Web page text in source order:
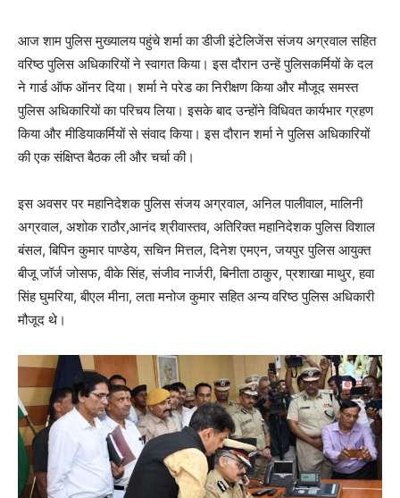
आज शाम पुलिस मुख्यालय पहुंचे शर्मा का डीजी इंटेलिजेंस संजय अग्रवाल सहित
वरिष्ठ पुलिस अधिकारियों ने स्वागत किया। इस दौरान उन्हें पुलिसकर्मियों के दल
ने गार्ड ऑफ ऑनर दिया। शर्मा ने परेड का निरीक्षण किया और मौजूद समस्त
पुलिस अधिकारियों का परिचय लिया। इसके बाद उन्होंने विधिवत कार्यभार ग्रहण
किया और मीडियाकर्मियों से संवाद किया। इस दौरान शर्मा ने पुलिस अधिकारियों
की एक संक्षिप्त बैठक ली और चर्चा की।
इस अवसर पर महानिदेशक पुलिस संजय अग्रवाल, अनिल पालीवाल, मालिनी
अग्रवाल, अशोक राठौर,आनंद श्रीवास्तव, अतिरिक्त महानिदेशक पुलिस विशाल
बंसल, बिपिन कुमार पाण्डेय, सचिन मित्तल, दिनेश एमएन, जयपुर पुलिस आयुक्त
बीजू जॉर्ज जोसफ, वीके सिंह, संजीव नार्जरी, बिनीता ठाकुर, प्रशाखा माथुर, हवा
सिंह घुमरिया, बीएल मीना, लता मनोज कुमार सहित अन्य वरिष्ठ पुलिस अधिकारी
मौजूद थे।